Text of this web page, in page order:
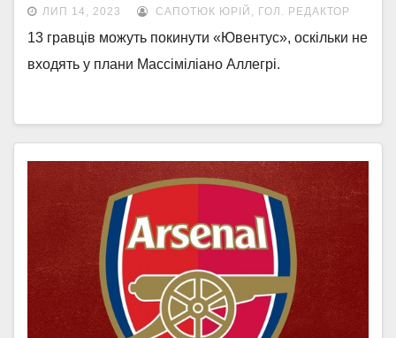
ЛИП 14, 2023 САПОТЮК ЮРІЙ, ГОЛ. РЕДАКТОР
13 гравців можуть покинути «Ювентус», оскільки не
входять у плани Массіміліано Аллегрі.